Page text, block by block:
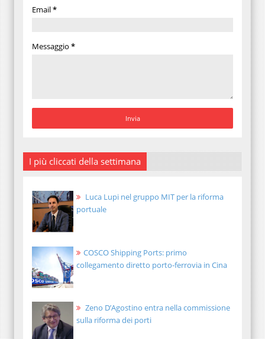
Email*
Messaggio *
I più cliccati della settimana
Luca Lupi nel gruppo MIT per la riforma
portuale
COSCO Shipping Ports: primo
collegamento diretto porto-ferrovia in Cina
Zeno D’Agostino entra nella commissione
sulla riforma dei porti